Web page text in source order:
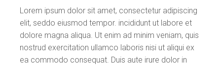
Lorem ipsum dolor sit amet, consectetur adipiscing
elit, seddo eiusmod tempor. incididunt ut labore et
dolore magna aliqua. Ut enim ad minim veniam, quis
nostrud exercitation ullamco laboris nisi ut aliqui ex
ea commodo consequat. Duis aute irure dolor in